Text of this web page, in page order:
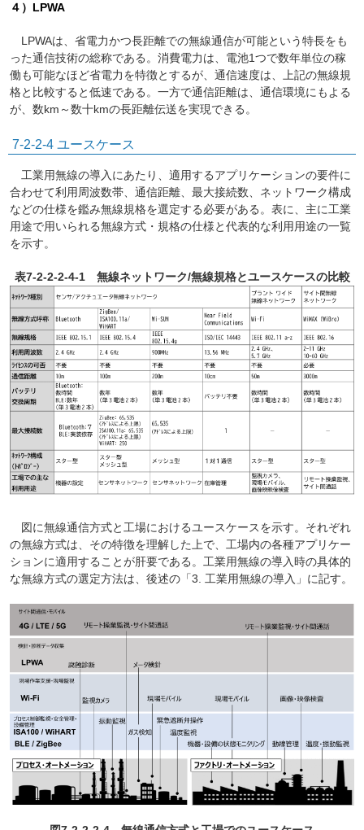
４）LPWA
LPWAは、省電力かつ長距離での無線通信が可能という特長をも
った通信技術の総称である。消費電力は、電池1つで数年単位の稼
働も可能なほど省電力を特徴とするが、通信速度は、上記の無線規
格と比較すると低速である。一方で通信距離は、通信環境にもよる
が、数km～数十kmの長距離伝送を実現できる。
7-2-2-4 ユースケース
工業用無線の導入にあたり、適用するアプリケーションの要件に
合わせて利用周波数帯、通信距離、最大接続数、ネットワーク構成
などの仕様を鑑み無線規格を選定する必要がある。表に、主に工業
用途で用いられる無線方式・規格の仕様と代表的な利用用途の一覧
を示す。
表7-2-2-2-4-1 無線ネットワーク/無線規格とユースケースの比較
図に無線通信方式と工場におけるユースケースを示す。それぞれ
の無線方式は、その特徴を理解した上で、工場内の各種アプリケー
ションに適用することが肝要である。工業用無線の導入時の具体的
な無線方式の選定方法は、後述の「3. 工業用無線の導入」に記す。